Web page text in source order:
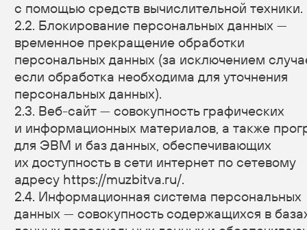
2.5. Обезличивание персональных данных —
действия, в результате которых невозможно
определить без использования дополнительной
информации принадлежность персональных
данных конкретному Пользователю или иному
субъекту персональных данных.
2.6. Обработка персональных данных — любое
действие (операция) или совокупность действий
(операций), совершаемых с использованием
средств автоматизации или без использования
таких средств с персональными данными, включая
сбор, запись, систематизацию, накопление,
извлечение, использование, передачу
(распространение, предоставление, доступ),
обезличивание, блокирование, удаление,
уничтожение персональных данных.
2.7. Оператор — государственный орган,